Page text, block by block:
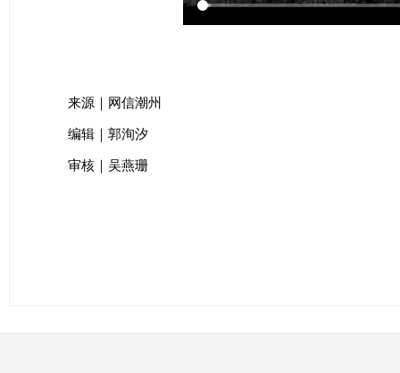
来源｜网信潮州
编辑｜郭洵汐
审核｜吴燕珊